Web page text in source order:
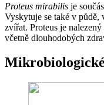
Proteus mirabilis je
Vyskytuje se také v půdě,
zvířat. Proteus je
včetně dlouhodobých